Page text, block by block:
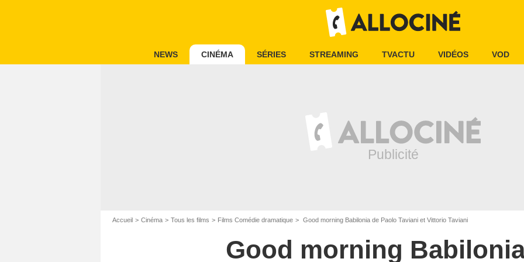
NEWS CINÉMA SÉRIES STREAMING TVACTU VIDÉOS VOD
Accueil Cinéma Tous les films Films Comédie dramatique Good morning Babilonia de Paolo Taviani et Vittorio Taviani
Good morning